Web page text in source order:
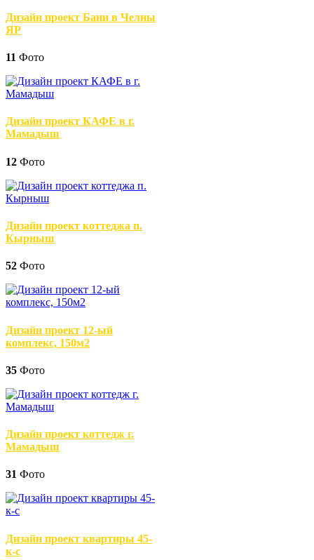
Дизайн проект Бани в Челны
ЯР
11 Фото
Дизайн проект КАФЕ в г.
Мамадыш
12 Фото
Дизайн проект коттеджа п.
Кырныш
52 Фото
Дизайн проект 12-ый
комплекс, 150м2
35 Фото
Дизайн проект коттедж г.
Мамадыш
31 Фото
Дизайн проект квартиры 45-
к-с